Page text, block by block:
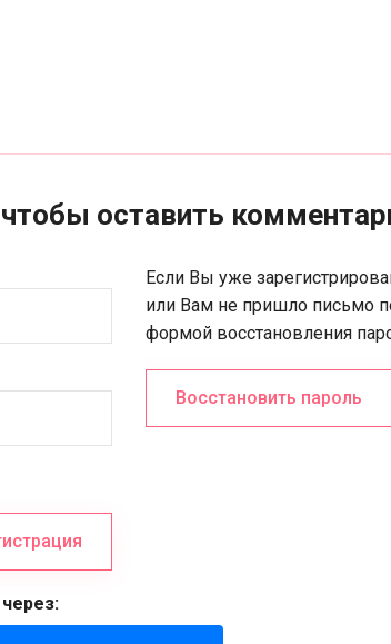
оставить
Если Вы уже
или Вам не пришло письмо
формой восстановления
Восстановить пароль